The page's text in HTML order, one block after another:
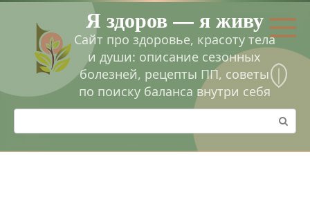
Перейти
контенту
Я здоров — я живу
Сайт про здоровье, красоту тела
и души: описание сезонных
болезней, рецепты ПП, советы
по поиску баланса внутри себя
Поиск: